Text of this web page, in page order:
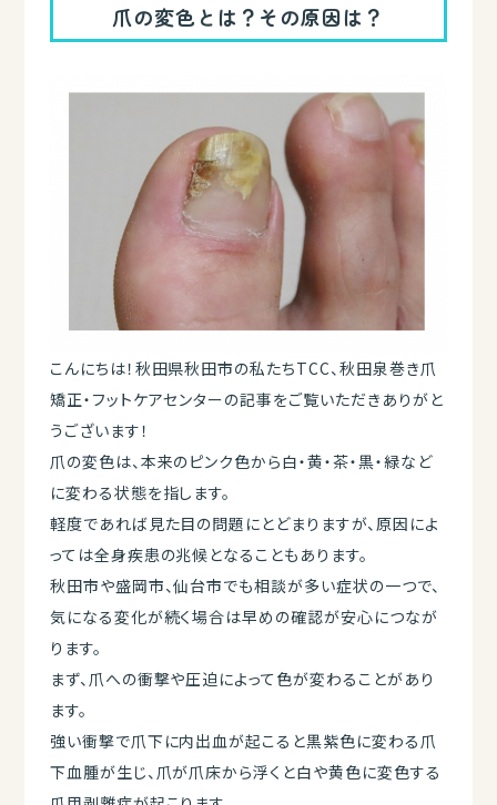
爪の変色とは？その原因は？
こんにちは！秋田県秋田市の私たちTCC、秋田泉巻き爪
矯正・フットケアセンターの記事をご覧いただきありがと
うございます！
爪の変色は、本来のピンク色から白・黄・茶・黒・緑など
に変わる状態を指します。
軽度であれば見た目の問題にとどまりますが、原因によ
っては全身疾患の兆候となることもあります。
秋田市や盛岡市、仙台市でも相談が多い症状の一つで、
気になる変化が続く場合は早めの確認が安心につなが
ります。
まず、爪への衝撃や圧迫によって色が変わることがあり
ます。
強い衝撃で爪下に内出血が起こると黒紫色に変わる爪
下血腫が生じ、爪が爪床から浮くと白や黄色に変色する